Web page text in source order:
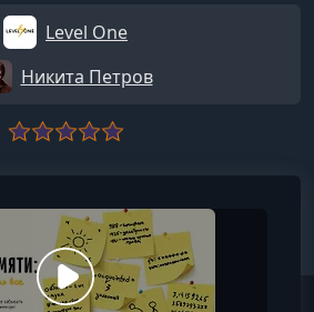
Level One
Никита Петров